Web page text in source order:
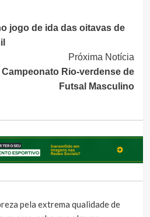
jogo de ida das oitavas de
Próxima Notícia
Rio-verdense de
Futsal Masculino
pela extrema qualidade de